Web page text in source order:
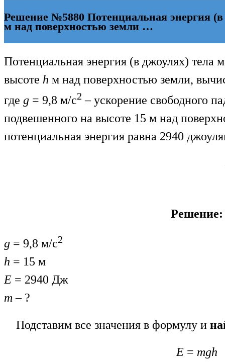
Решение №5880 Потенциальная энергия (в
м над поверхностью земли …
Потенциальная энергия (в джоулях) тела
высоте һ м над поверхностью земли,
где g = 9,8 м/с2 – ускорение свободного
подвешенного на высоте 15 м над
потенциальная энергия равна 2940
Решение:
g = 9,8 м/с2
h = 15 м
E = 2940 Дж
m– ?
Подставим все значения в формулу и
Е = mgh